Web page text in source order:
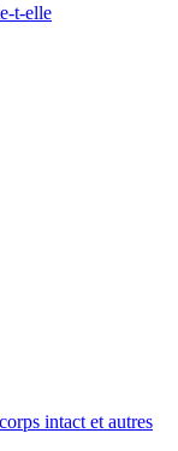
t-elle
intact et autres